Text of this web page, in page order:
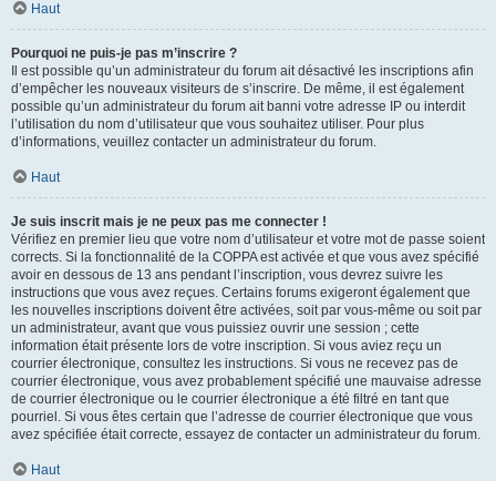
Haut
Pourquoi ne puis-je pas m’inscrire ?
Il est possible qu’un administrateur du forum ait désactivé les inscriptions afin
d’empêcher les nouveaux visiteurs de s’inscrire. De même, il est également
possible qu’un administrateur du forum ait banni votre adresse IP ou interdit
l’utilisation du nom d’utilisateur que vous souhaitez utiliser. Pour plus
d’informations, veuillez contacter un administrateur du forum.
Haut
Je suis inscrit mais je ne peux pas me connecter !
Vérifiez en premier lieu que votre nom d’utilisateur et votre mot de passe soient
corrects. Si la fonctionnalité de la COPPA est activée et que vous avez spécifié
avoir en dessous de 13 ans pendant l’inscription, vous devrez suivre les
instructions que vous avez reçues. Certains forums exigeront également que
les nouvelles inscriptions doivent être activées, soit par vous-même ou soit par
un administrateur, avant que vous puissiez ouvrir une session ; cette
information était présente lors de votre inscription. Si vous aviez reçu un
courrier électronique, consultez les instructions. Si vous ne recevez pas de
courrier électronique, vous avez probablement spécifié une mauvaise adresse
de courrier électronique ou le courrier électronique a été filtré en tant que
pourriel. Si vous êtes certain que l’adresse de courrier électronique que vous
avez spécifiée était correcte, essayez de contacter un administrateur du forum.
Haut